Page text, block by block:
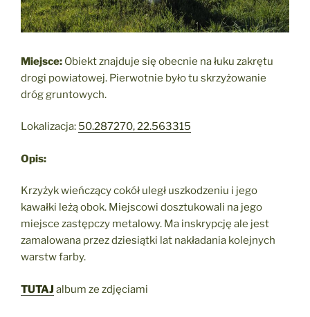
Miejsce: Obiekt znajduje się obecnie na łuku zakrętu
drogi powiatowej. Pierwotnie było tu skrzyżowanie
dróg gruntowych.
Lokalizacja: 50.287270, 22.563315
Opis:
Krzyżyk wieńczący cokół uległ uszkodzeniu i jego
kawałki leżą obok. Miejscowi dosztukowali na jego
miejsce zastępczy metalowy. Ma inskrypcję ale jest
zamalowana przez dziesiątki lat nakładania kolejnych
warstw farby.
TUTAJ album ze zdjęciami